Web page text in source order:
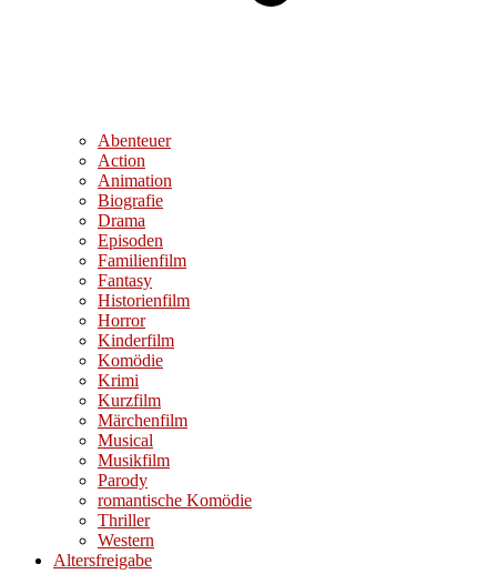
Abenteuer
Action
Animation
Biografie
Drama
Episoden
Familienfilm
Fantasy
Historienfilm
Horror
Kinderfilm
Komödie
Krimi
Kurzfilm
Märchenfilm
Musical
Musikfilm
Parody
romantische Komödie
Thriller
Western
Altersfreigabe